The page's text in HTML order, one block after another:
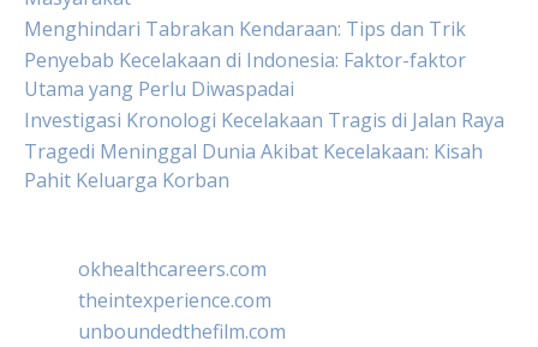
Menghindari Tabrakan Kendaraan: Tips dan Trik
Penyebab Kecelakaan di Indonesia: Faktor-faktor
Utama yang Perlu Diwaspadai
Investigasi Kronologi Kecelakaan Tragis di Jalan Raya
Tragedi Meninggal Dunia Akibat Kecelakaan: Kisah
Pahit Keluarga Korban
okhealthcareers.com
theintexperience.com
unboundedthefilm.com